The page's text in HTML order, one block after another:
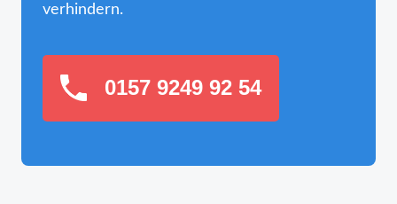
verhindern.
0157 9249 92 54